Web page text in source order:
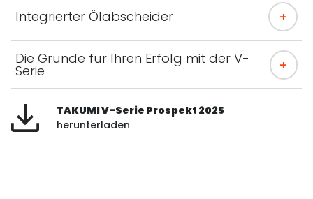
Integrierter Ölabscheider
Die Gründe für Ihren Erfolg mit der V-
Serie
TAKUMI V-Serie Prospekt 2025
herunterladen